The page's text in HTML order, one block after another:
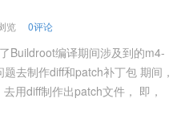
览 0评论
Buildroot编译期间涉及到的m4-
去制作diff和patch补丁包 期间，
用diff制作出patch文件， 即，